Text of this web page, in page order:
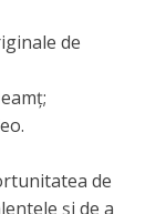
de
de
și de a